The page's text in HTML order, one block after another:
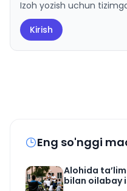
Izoh yozish uchun
Kirish
Eng so'nggi
Alohida
bilan oilabay